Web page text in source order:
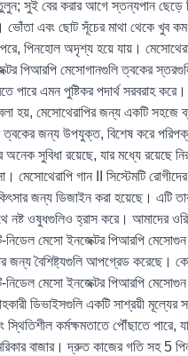
সুই বের করার আগে স্তন্যপান ছেড়ে
ভোঁতা এবং ছোট সূঁচের মাথা থেকে খুব
পরে, পিনহোল অদৃশ্য হয়ে যায়।
পিআরপি মেসোগানগুলি ত্বকের
পারে এমন পুষ্টিকর পদার্থ সরবরাহ করে।
হয়, মেসোথেরাপির জন্য একটি সহজে
ত্বকের জন্য উপযুক্ত, বিশেষ করে
সুবিধা রয়েছে, যার মধ্যে রয়েছে
মেসোথেরাপি গান II সিস্টেমটি
জন্য ডিজাইন করা হয়েছে। এটি
নষ্ট ওষুধগুলিও হ্রাস করে। আমাদের
নিডেল মেসো ইনজেক্টর পিআরপি
জন্য বৈশিষ্ট্যগুলি আপগ্রেড করেছে।
নিডেল মেসো ইনজেক্টর পিআরপি
ডিভাইসগুলি একটি সাশ্রয়ী মূল্যের
কর্মক্ষমতাতে পৌঁছাতে পারে,
বাজার। দ্রুত কাজের গতি সহ 5 পিন